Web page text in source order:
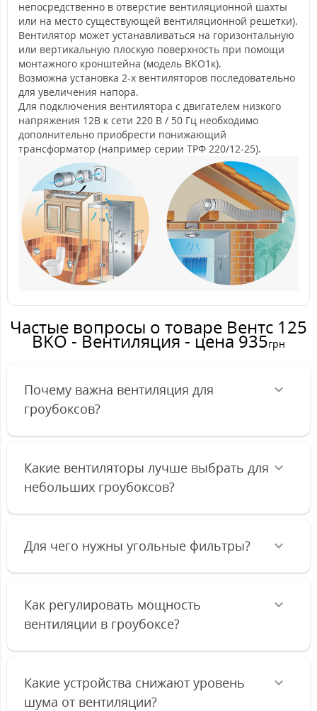
непосредственно в отверстие вентиляционной шахты
или на место существующей вентиляционной решетки).
Вентилятор может устанавливаться на горизонтальную
или вертикальную плоскую поверхность при помощи
монтажного кронштейна (модель ВКО1к).
Возможна установка 2-х вентиляторов последовательно
для увеличения напора.
Для подключения вентилятора с двигателем низкого
напряжения 12В к сети 220 В / 50 Гц необходимо
дополнительно приобрести понижающий
трансформатор (например серии ТРФ 220/12-25).
Частые вопросы о товаре Вентс 125
BKO - Вентиляция - цена 935грн
Почему важна вентиляция для
гроубоксов?
Какие вентиляторы лучше выбрать для
небольших гроубоксов?
Для чего нужны угольные фильтры?
Как регулировать мощность
вентиляции в гроубоксе?
Какие устройства снижают уровень
шума от вентиляции?